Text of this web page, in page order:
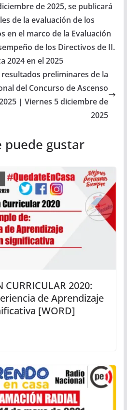
de 2025, se publicará
de la evaluación de los
en el marco de la Evaluación
de los Directivos de II.
2024 en el 2025
preliminares de la
del Concurso de Ascenso
| Viernes 5 diciembre de
2025
puede gustar
CURRICULAR 2020:
de Aprendizaje
[WORD]